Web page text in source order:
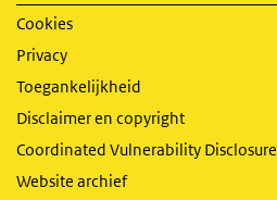
Cookies
Privacy
Toegankelijkheid
Disclaimer en copyright
Coordinated Vulnerability Disclosure
Website archief